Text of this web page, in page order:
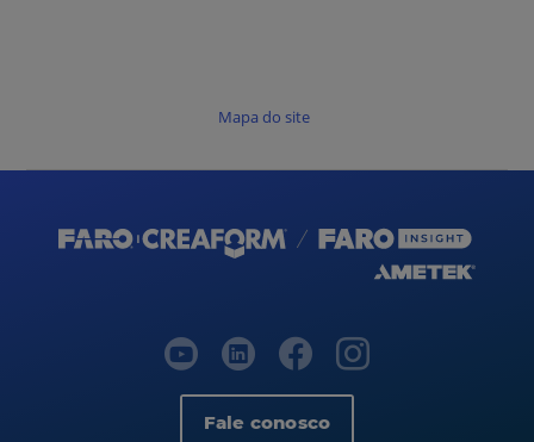
Mapa do site
Fale conosco